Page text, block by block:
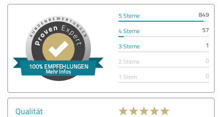
5 Sterne
849
4 Sterne
57
3 Sterne
1
2 Sterne
0
1 Stern
0
Qualität